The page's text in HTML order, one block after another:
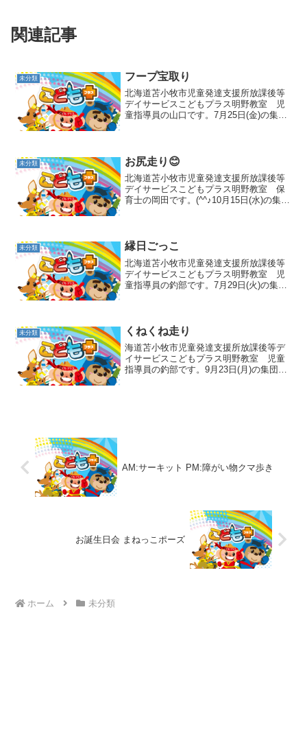
関連記事
未分類 フープ宝取り
北海道苫小牧市児童発達支援所放課後等
デイサービスこどもプラス明野教室 児
童指導員の山口です。7月25日(金)の集団
ずにフープを投げて...
未分類 お尻走り😊
北海道苫小牧市児童発達支援所放課後等
デイサービスこどもプラス明野教室 保
育士の岡田です。(^^♪10月15日(水)の集団
緒に頑張りま...
未分類 縁日ごっこ
北海道苫小牧市児童発達支援所放課後等
デイサービスこどもプラス明野教室 児
童指導員の釣部です。7月29日(火)の集団
楽しんでいましたよ...
未分類 くねくね走り
海道苫小牧市児童発達支援所放課後等デ
イサービスこどもプラス明野教室 児童
指導員の釣部です。9月23日(月)の集団活
AM:サーキット PM:障がい物クマ歩き
お誕生日会 まねっこポーズ
ホーム 未分類